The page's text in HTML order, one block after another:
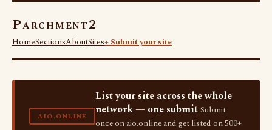
Parchment2
HomeSectionsAboutSites+ Submit your site
AIO.ONLINE
List your site across the whole
network — one submit Submit
once on aio.online and get listed on 500+